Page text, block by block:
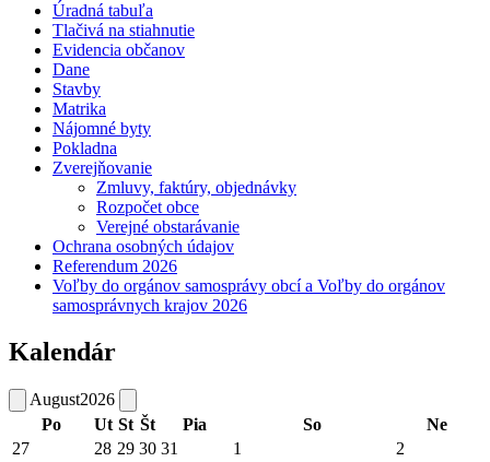
Úradná tabuľa
Tlačivá na stiahnutie
Evidencia občanov
Dane
Stavby
Matrika
Nájomné byty
Pokladna
Zverejňovanie
Zmluvy, faktúry, objednávky
Rozpočet obce
Verejné obstarávanie
Ochrana osobných údajov
Referendum 2026
Voľby do orgánov samosprávy obcí a Voľby do orgánov
samosprávnych krajov 2026
Kalendár
August2026
Po
Ut St Št Pia So
Ne
27
28 29 30 31 1 2